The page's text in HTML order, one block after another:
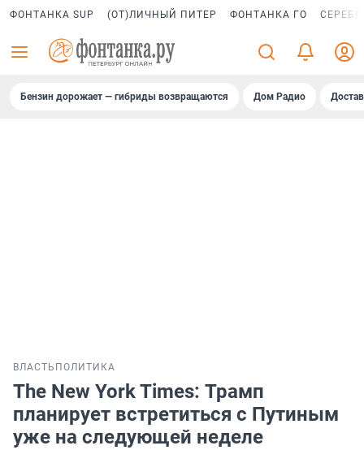
ФОНТАНКА SUP (ОТ)ЛИЧНЫЙ ПИТЕР ФОНТАНКА ГО
Бензин дорожает — гибриды возвращаются Дом Радио
ВЛАСТЬ ПОЛИТИКА
The New York Times: Трамп
планирует встретиться с Путиным
уже на следующей неделе